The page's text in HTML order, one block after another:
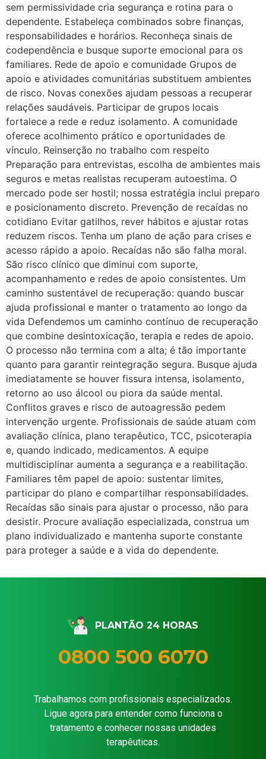
sem permissividade cria segurança e rotina para o
dependente. Estabeleça combinados sobre finanças,
responsabilidades e horários. Reconheça sinais de
codependência e busque suporte emocional para os
familiares. Rede de apoio e comunidade Grupos de
apoio e atividades comunitárias substituem ambientes
de risco. Novas conexões ajudam pessoas a recuperar
relações saudáveis. Participar de grupos locais
fortalece a rede e reduz isolamento. A comunidade
oferece acolhimento prático e oportunidades de
vínculo. Reinserção no trabalho com respeito
Preparação para entrevistas, escolha de ambientes mais
seguros e metas realistas recuperam autoestima. O
mercado pode ser hostil; nossa estratégia inclui preparo
e posicionamento discreto. Prevenção de recaídas no
cotidiano Evitar gatilhos, rever hábitos e ajustar rotas
reduzem riscos. Tenha um plano de ação para crises e
acesso rápido a apoio. Recaídas não são falha moral.
São risco clínico que diminui com suporte,
acompanhamento e redes de apoio consistentes. Um
caminho sustentável de recuperação: quando buscar
ajuda profissional e manter o tratamento ao longo da
vida Defendemos um caminho contínuo de recuperação
que combine desintoxicação, terapia e redes de apoio.
O processo não termina com a alta; é tão importante
quanto para garantir reintegração segura. Busque ajuda
imediatamente se houver fissura intensa, isolamento,
retorno ao uso álcool ou piora da saúde mental.
Conflitos graves e risco de autoagressão pedem
intervenção urgente. Profissionais de saúde atuam com
avaliação clínica, plano terapêutico, TCC, psicoterapia
e, quando indicado, medicamentos. A equipe
multidisciplinar aumenta a segurança e a reabilitação.
Familiares têm papel de apoio: sustentar limites,
participar do plano e compartilhar responsabilidades.
Recaídas são sinais para ajustar o processo, não para
desistir. Procure avaliação especializada, construa um
plano individualizado e mantenha suporte constante
para proteger a saúde e a vida do dependente.
PLANTÃO 24 HORAS
0800 500 6070
Trabalhamos com profissionais especializados.
Ligue agora para entender como funciona o
tratamento e conhecer nossas unidades
terapêuticas.